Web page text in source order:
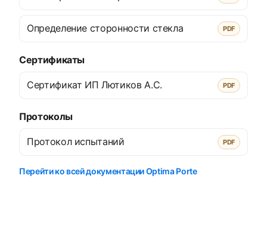
Определение сторонности стекла PDF
Сертификаты
Сертификат ИП Лютиков А.С. PDF
Протоколы
Протокол испытаний PDF
Перейти ко всей документации Optima Porte